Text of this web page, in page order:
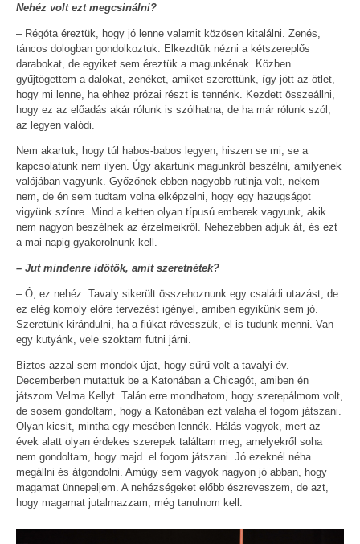
Nehéz volt ezt megcsinálni?
– Régóta éreztük, hogy jó lenne valamit közösen kitalálni. Zenés,
táncos dologban gondolkoztuk. Elkezdtük nézni a kétszereplős
darabokat, de egyiket sem éreztük a magunkénak. Közben
gyűjtögettem a dalokat, zenéket, amiket szerettünk, így jött az ötlet,
hogy mi lenne, ha ehhez prózai részt is tennénk. Kezdett összeállni,
hogy ez az előadás akár rólunk is szólhatna, de ha már rólunk szól,
az legyen valódi.
Nem akartuk, hogy túl habos-babos legyen, hiszen se mi, se a
kapcsolatunk nem ilyen. Úgy akartunk magunkról beszélni, amilyenek
valójában vagyunk. Győzőnek ebben nagyobb rutinja volt, nekem
nem, de én sem tudtam volna elképzelni, hogy egy hazugságot
vigyünk színre. Mind a ketten olyan típusú emberek vagyunk, akik
nem nagyon beszélnek az érzelmeikről. Nehezebben adjuk át, és ezt
a mai napig gyakorolnunk kell.
– Jut mindenre időtök, amit szeretnétek?
– Ó, ez nehéz. Tavaly sikerült összehoznunk egy családi utazást, de
ez elég komoly előre tervezést igényel, amiben egyikünk sem jó.
Szeretünk kirándulni, ha a fiúkat rávesszük, el is tudunk menni. Van
egy kutyánk, vele szoktam futni járni.
Biztos azzal sem mondok újat, hogy sűrű volt a tavalyi év.
Decemberben mutattuk be a Katonában a Chicagót, amiben én
játszom Velma Kellyt. Talán erre mondhatom, hogy szerepálmom volt,
de sosem gondoltam, hogy a Katonában ezt valaha el fogom játszani.
Olyan kicsit, mintha egy mesében lennék. Hálás vagyok, mert az
évek alatt olyan érdekes szerepek találtam meg, amelyekről soha
nem gondoltam, hogy majd el fogom játszani. Jó ezeknél néha
megállni és átgondolni. Amúgy sem vagyok nagyon jó abban, hogy
magamat ünnepeljem. A nehézségeket előbb észreveszem, de azt,
hogy magamat jutalmazzam, még tanulnom kell.